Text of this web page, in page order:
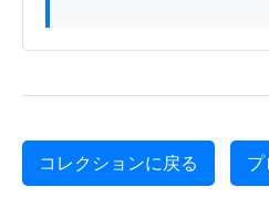
コレクションに戻る プ